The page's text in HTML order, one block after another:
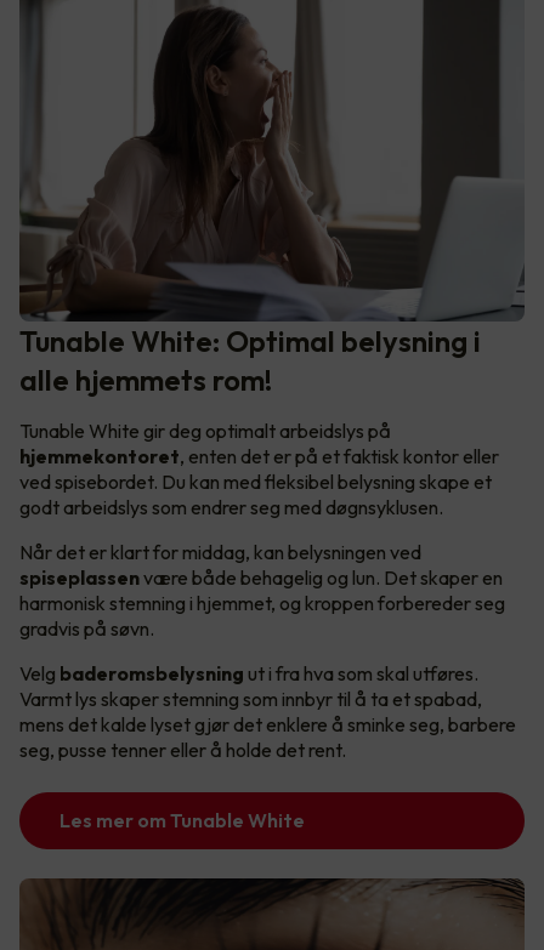
Tunable White: Optimal belysning i
alle hjemmets rom!
Tunable White gir deg optimalt arbeidslys på
hjemmekontoret, enten det er på et faktisk kontor eller
ved spisebordet. Du kan med fleksibel belysning skape et
godt arbeidslys som endrer seg med døgnsyklusen.
Når det er klart for middag, kan belysningen ved
spiseplassenvære både behagelig og lun. Det skaper en
harmonisk stemning i hjemmet, og kroppen forbereder seg
gradvis på søvn.
Velg baderomsbelysning ut i fra hva som skal utføres.
Varmt lys skaper stemning som innbyr til å ta et spabad,
mens det kalde lyset gjør det enklere å sminke seg, barbere
seg, pusse tenner eller å holde det rent.
Les mer om Tunable White